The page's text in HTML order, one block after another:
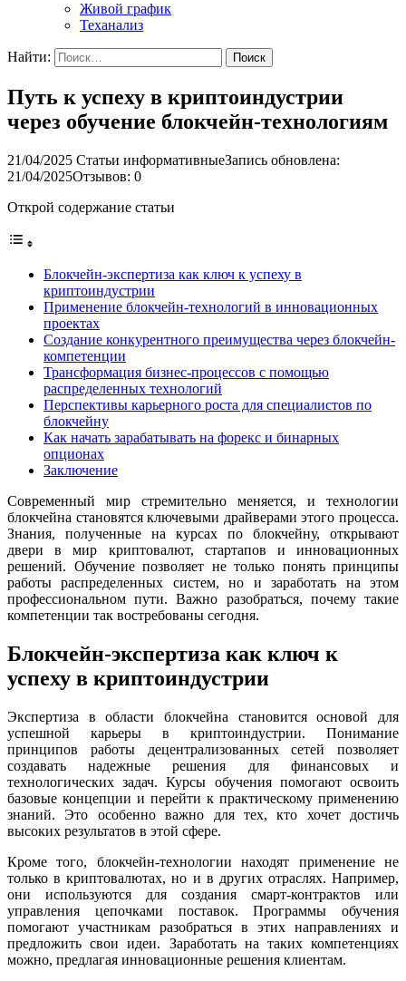
Живой график
Теханализ
Найти:
Путь к успеху в криптоиндустрии
через обучение блокчейн-технологиям
21/04/2025 Статьи информативныеЗапись обновлена:
21/04/2025Отзывов: 0
Открой содержание статьи
Блокчейн-экспертиза как ключ к успеху в
криптоиндустрии
Применение блокчейн-технологий в инновационных
проектах
Создание конкурентного преимущества через блокчейн-
компетенции
Трансформация бизнес-процессов с помощью
распределенных технологий
Перспективы карьерного роста для специалистов по
блокчейну
Как начать зарабатывать на форекс и бинарных
опционах
Заключение
Современный мир стремительно меняется, и технологии
блокчейна становятся ключевыми драйверами этого процесса.
Знания, полученные на курсах по блокчейну, открывают
двери в мир криптовалют, стартапов и инновационных
решений. Обучение позволяет не только понять принципы
работы распределенных систем, но и заработать на этом
профессиональном пути. Важно разобраться, почему такие
компетенции так востребованы сегодня.
Блокчейн-экспертиза как ключ к
успеху в криптоиндустрии
Экспертиза в области блокчейна становится основой для
успешной карьеры в криптоиндустрии. Понимание
принципов работы децентрализованных сетей позволяет
создавать надежные решения для финансовых и
технологических задач. Курсы обучения помогают освоить
базовые концепции и перейти к практическому применению
знаний. Это особенно важно для тех, кто хочет достичь
высоких результатов в этой сфере.
Кроме того, блокчейн-технологии находят применение не
только в криптовалютах, но и в других отраслях. Например,
они используются для создания смарт-контрактов или
управления цепочками поставок. Программы обучения
помогают участникам разобраться в этих направлениях и
предложить свои идеи. Заработать на таких компетенциях
можно, предлагая инновационные решения клиентам.